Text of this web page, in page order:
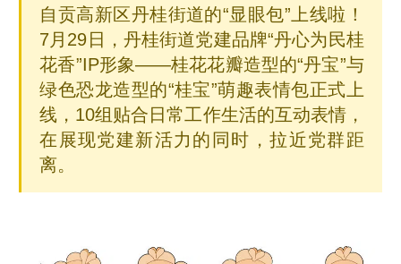
自贡高新区丹桂街道的“显眼包”上线啦！
7月29日，丹桂街道党建品牌“丹心为民桂
花香”IP形象——桂花花瓣造型的“丹宝”与
绿色恐龙造型的“桂宝”萌趣表情包正式上
线，10组贴合日常工作生活的互动表情，
在展现党建新活力的同时，拉近党群距
离。